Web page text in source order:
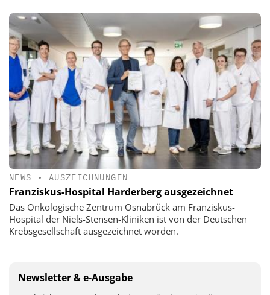
NEWS • AUSZEICHNUNGEN
Franziskus-Hospital Harderberg ausgezeichnet
Das Onkologische Zentrum Osnabrück am Franziskus-
Hospital der Niels-Stensen-Kliniken ist von der Deutschen
Krebsgesellschaft ausgezeichnet worden.
Newsletter & e-Ausgabe